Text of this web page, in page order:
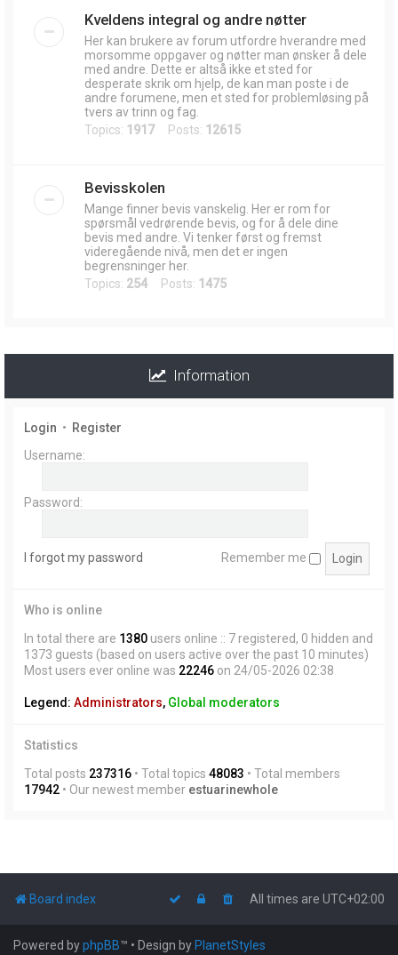
Kveldens integral og andre nøtter
Her kan brukere av forum utfordre hverandre med
morsomme oppgaver og nøtter man ønsker å dele
med andre. Dette er altså ikke et sted for
desperate skrik om hjelp, de kan man poste i de
andre forumene, men et sted for problemløsing på
tvers av trinn og fag.
Topics: 1917Posts: 12615
Bevisskolen
Mange finner bevis vanskelig. Her er rom for
spørsmål vedrørende bevis, og for å dele dine
bevis med andre. Vi tenker først og fremst
videregående nivå, men det er ingen
begrensninger her.
Topics: 254 Posts: 1475
Information
Login • Register
Username:
Password:
I forgot my password Remember me
Who is online
In total there are 1380 users online :: 7 registered, 0 hidden and
1373 guests (based on users active over the past 10 minutes)
Most users ever online was 22246 on 24/05-2026 02:38
Legend: Administrators, Global moderators
Statistics
Total posts 237316 • Total topics 48083 • Total members
17942 • Our newest member estuarinewhole
Board index All times are UTC+02:00
Powered byphpBB™ • Design by PlanetStyles